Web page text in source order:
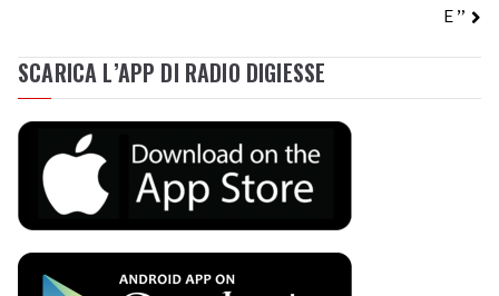
E”
SCARICA L’APP DI RADIO DIGIESSE